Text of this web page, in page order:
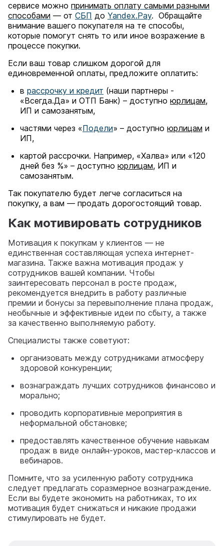
сервисе можно принимать оплату самыми разными
способами — от СБП до Yandex.Pay. Обращайте
внимание вашего покупателя на те способы,
которые помогут снять то или иное возражение в
процессе покупки.
Если ваш товар слишком дорогой для
единовременной оплаты, предложите оплатить:
в рассрочку и кредит (наши партнеры -
«Всегда.Да» и ОТП Банк) – доступно юрлицам,
ИП и самозанятым,
частями через «Подели» – доступно юрлицам и
ИП,
картой рассрочки. Например, «Халва» или «120
дней без %» – доступно юрлицам, ИП и
самозанятым.
Так покупателю будет легче согласиться на
покупку, а вам — продать дорогостоящий товар.
Как мотивировать сотрудников
Мотивация к покупкам у клиентов — не
единственная составляющая успеха интернет-
магазина. Также важна мотивация продаж у
сотрудников вашей компании. Чтобы
заинтересовать персонал в росте продаж,
рекомендуется внедрить в работу различные
премии и бонусы за перевыполнение плана продаж,
необычные и эффективные идеи по сбыту, а также
за качественно выполняемую работу.
Специалисты также советуют:
организовать между сотрудниками атмосферу
здоровой конкуренции;
вознаграждать лучших сотрудников финансово и
морально;
проводить корпоративные мероприятия в
неформальной обстановке;
предоставлять качественное обучение навыкам
продаж в виде онлайн-уроков, мастер-классов и
вебинаров.
Помните, что за усиленную работу сотрудника
следует предлагать соразмерное вознаграждение.
Если вы будете экономить на работниках, то их
мотивация будет снижаться и никакие продажи
стимулировать не будет.